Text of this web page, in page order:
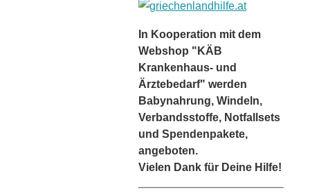
In Kooperation mit dem
Webshop "KÄB
Krankenhaus- und
Ärztebedarf" werden
Babynahrung, Windeln,
Verbandsstoffe, Notfallsets
und Spendenpakete,
angeboten.
Vielen Dank für Deine Hilfe!